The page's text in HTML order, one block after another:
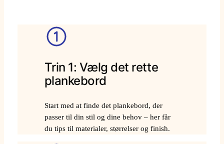
Trin 1: Vælg det rette
plankebord
Start med at finde det plankebord, der
passer til din stil og dine behov – her får
du tips til materialer, størrelser og finish.